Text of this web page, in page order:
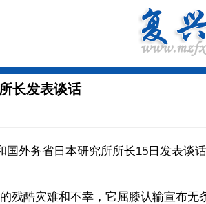
长发表谈话
务省日本研究所所长15日发表谈话
酷灾难和不幸，它屈膝认输宣布无